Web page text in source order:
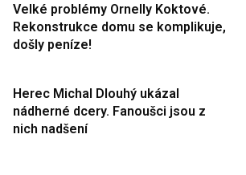
Velké problémy Ornelly Koktové.
Rekonstrukce domu se komplikuje,
došly peníze!
Herec Michal Dlouhý ukázal
nádherné dcery. Fanoušci jsou z
nich nadšení